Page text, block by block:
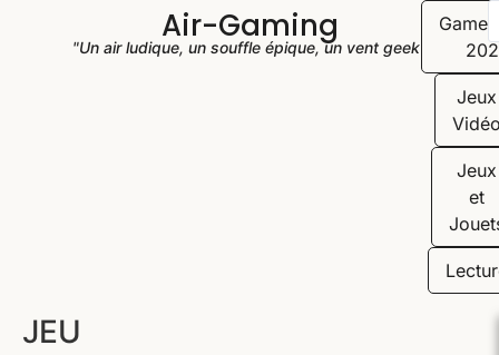
Air-Gaming
"Un air ludique, un souffle épique, un vent geek"
Jeux
Jeux
et
JEU